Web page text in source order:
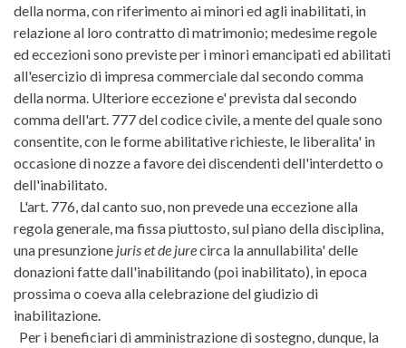
della norma, con riferimento ai minori ed agli inabilitati, in
relazione al loro contratto di matrimonio; medesime regole
ed eccezioni sono previste per i minori emancipati ed abilitati
all'esercizio di impresa commerciale dal secondo comma
della norma. Ulteriore eccezione e' prevista dal secondo
comma dell'art. 777 del codice civile, a mente del quale sono
consentite, con le forme abilitative richieste, le liberalita' in
occasione di nozze a favore dei discendenti dell'interdetto o
dell'inabilitato.
L'art. 776, dal canto suo, non prevede una eccezione alla
regola generale, ma fissa piuttosto, sul piano della disciplina,
una presunzione juris et de jurecirca la annullabilita' delle
donazioni fatte dall'inabilitando (poi inabilitato), in epoca
prossima o coeva alla celebrazione del giudizio di
inabilitazione.
Per i beneficiari di amministrazione di sostegno, dunque, la